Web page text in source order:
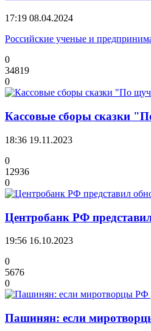
17:19 08.04.2024
Российские ученые и
0
34819
0
Кассовые сборы сказки
18:36 19.11.2023
0
12936
0
Центробанк РФ
19:56 16.10.2023
0
5676
0
Пашинян: если